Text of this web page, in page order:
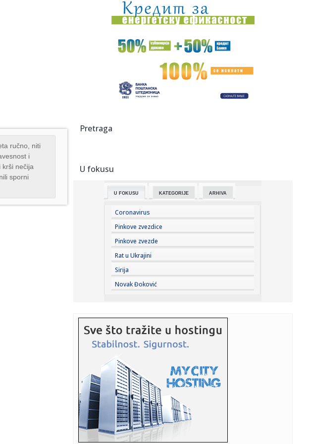
ručno, niti
i
krši nečija
sporni
19:12:Holivud okrenuo leđa Džaredu Letu? Ostao bez glavne
uloge nakon...
19:07:Najniža godišnja inflacija u Grčkoj u zadnjih pet meseci
Sergej Trifunović dao iskaz policiji; Evo šta je rekao o
19:03:Zašto Zelenski baš sad stiže u Srbiju
zvanično p...
19:01:
19:00: Na Jokić vs Vembanjama za 800 dinara
19:00:“Rajaner” obustavlja letove ka i iz Niša
18:58:Zelenski stigao u Beograd
18:55:HETAFE JAČA TIM PRED PARTIZAN: Španci doveli vrlo
iskusnog defa...
18:53: Hetafe čeka rasplet duela Partizana i Tobola i dovodi
novajlije ...
18:51:
18:50:Dosta sa „teatralnom diplomatijom“ – glavni iranski
pregova...
18:48:Gužve na granici sa Hrvatskom: Na Batrovcima četiri sata
čekan...
18:47:Majkl Džekson dobija nastavak filma koji je oborio
Pretraga
U fokusu
U FOKUSU KATEGORIJE ARHIVA
Coronavirus
Pinkove zvezdice
Pinkove zvezde
Rat u Ukrajini
Sirija
Novak Đoković